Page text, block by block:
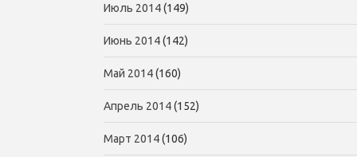
Июль 2014(149)
Июнь 2014(142)
Май 2014(160)
Апрель 2014(152)
Март 2014(106)